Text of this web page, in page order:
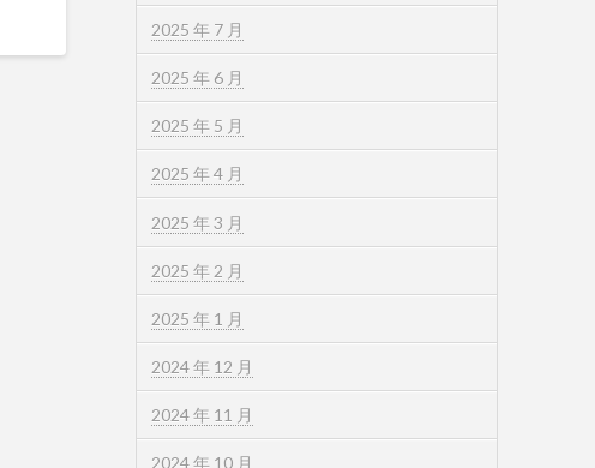
2025 年 7 月
2025 年 6 月
2025 年 5 月
2025 年 4 月
2025 年 3 月
2025 年 2 月
2025 年 1 月
2024 年 12 月
2024 年 11 月
2024 年 10 月